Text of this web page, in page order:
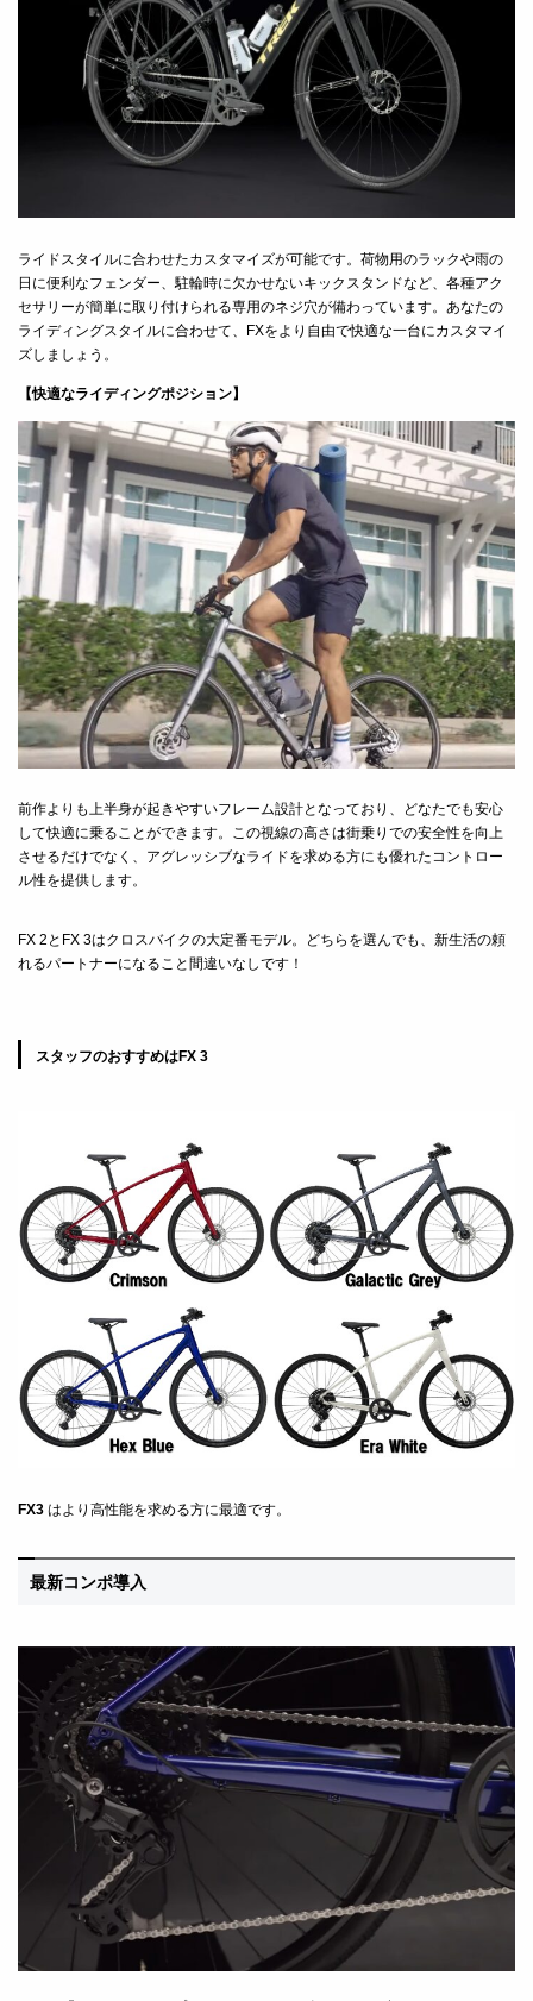
ライドスタイルに合わせたカスタマイズが可能です。荷物用のラックや雨の
日に便利なフェンダー、駐輪時に欠かせないキックスタンドなど、各種アク
セサリーが簡単に取り付けられる専用のネジ穴が備わっています。あなたの
ライディングスタイルに合わせて、FXをより自由で快適な一台にカスタマイ
ズしましょう。
【快適なライディングポジション】
前作よりも上半身が起きやすいフレーム設計となっており、どなたでも安心
して快適に乗ることができます。この視線の高さは街乗りでの安全性を向上
させるだけでなく、アグレッシブなライドを求める方にも優れたコントロー
ル性を提供します。
FX 2 と FX 3はクロスバイクの大定番モデル。どちらを選んでも、新生活の頼
れるパートナーになること間違いなしです！
スタッフのおすすめはFX 3
FX3 はより高性能を求める方に最適です。
最新コンポ導入